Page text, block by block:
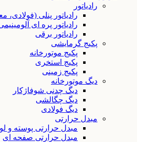
رادیاتور
رادیاتور پنلی (فولادی،
رادیاتور پره ای
رادیاتور برقی
پکیج گرمایشی
پکیج موتورخانه
پکیج استخری
پکیج زمینی
دیگ موتورخانه
دیگ چدنی شوفاژکار
دیگ چگالشی
دیگ فولادی
مبدل حرارتی
مبدل حرارتی پوسته و
مبدل حرارتی صفحه ای